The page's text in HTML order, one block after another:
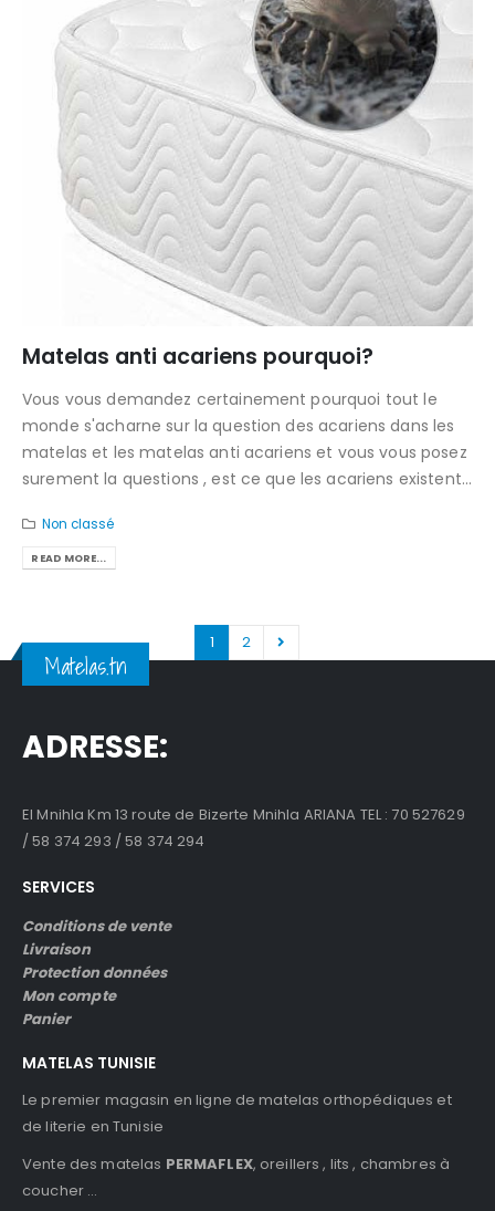
Matelas anti acariens pourquoi?
Vous vous demandez certainement pourquoi tout le
monde s'acharne sur la question des acariens dans les
matelas et les matelas anti acariens et vous vous posez
surement la questions , est ce que les acariens existent...
Non classé
READ MORE...
1 2
Matelas.tn
ADRESSE:
El Mnihla Km 13 route de Bizerte Mnihla ARIANA TEL : 70 527629
/ 58 374 293 / 58 374 294
SERVICES
Conditions de vente
Livraison
Protection données
Mon compte
Panier
MATELAS TUNISIE
Le premier magasin en ligne de matelas orthopédiques et
de literie en Tunisie
Vente des matelas PERMAFLEX, oreillers , lits , chambres à
coucher …